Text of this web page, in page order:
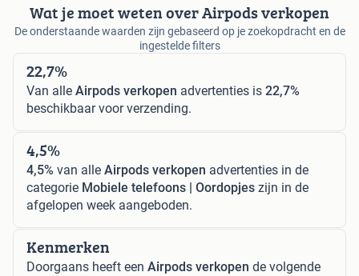
Wat je moet weten over Airpods verkopen
De onderstaande waarden zijn gebaseerd op je zoekopdracht en de
ingestelde filters
22,7%
Van alle Airpods verkopen advertenties is 22,7%
beschikbaar voor verzending.
4,5%
4,5% van alle Airpods verkopen advertenties in de
categorie Mobiele telefoons | Oordopjes zijn in de
afgelopen week aangeboden.
Kenmerken
Doorgaans heeft een Airpods verkopen de volgende